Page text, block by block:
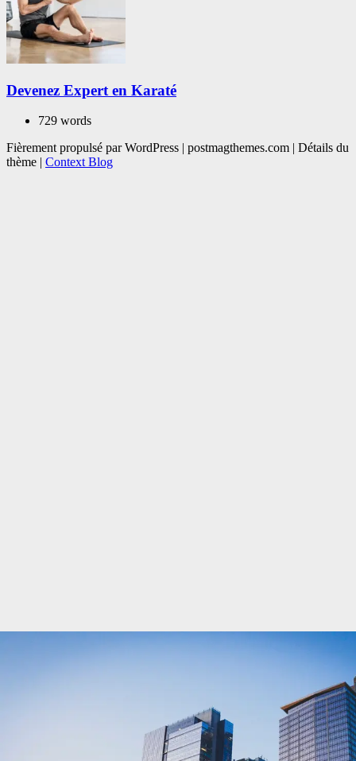
Devenez Expert en Karaté
729 words
Fièrement propulsé par WordPress | postmagthemes.com | Détails du
thème | Context Blog